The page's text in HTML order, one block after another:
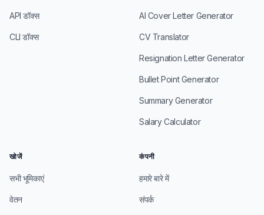
API डॉक्स
CLI डॉक्स
AI Cover Letter Generator
CV Translator
Resignation Letter Generator
Bullet Point Generator
Summary Generator
Salary Calculator
खोजें
सभी भूमिकाएं
वेतन
कंपनी
हमारे बारे में
संपर्क